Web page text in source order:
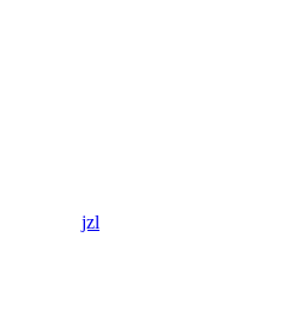
jzl